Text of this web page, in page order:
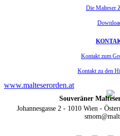
Die Malteser
Kontakt zum
Kontakt zu den
www.malteserorden.at
Souveräner
Johannesgasse 2 - 1010 Wien -